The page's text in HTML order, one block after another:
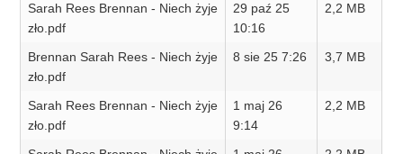
Sarah Rees Brennan - Niech żyje
zło.pdf
29 paź 25
10:16
2,2 MB
Brennan Sarah Rees - Niech żyje
zło.pdf
8 sie 25 7:26 3,7 MB
Sarah Rees Brennan - Niech żyje
zło.pdf
1 maj 26
9:14
2,2 MB